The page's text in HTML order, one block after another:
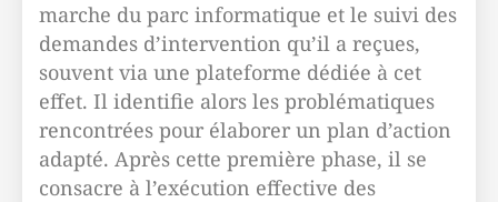
marche du parc informatique et le suivi des
demandes d’intervention qu’il a reçues,
souvent via une plateforme dédiée à cet
effet. Il identifie alors les problématiques
rencontrées pour élaborer un plan d’action
adapté. Après cette première phase, il se
consacre à l’exécution effective des